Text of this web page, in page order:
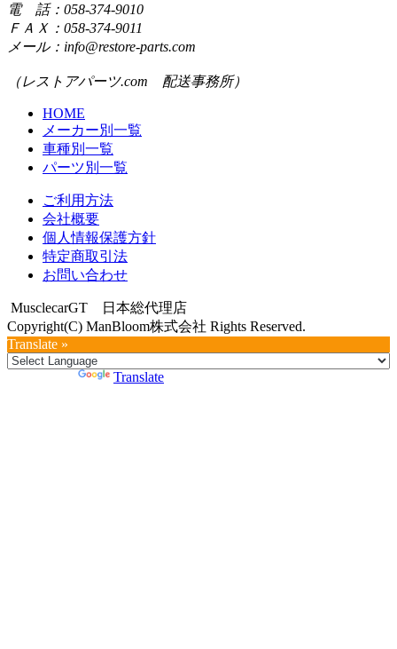
電 話：058-374-9010
ＦＡＸ：058-374-9011
メール：info@restore-parts.com
（レストアパーツ.com 配送事務所）
HOME
メーカー別一覧
車種別一覧
パーツ別一覧
ご利用方法
会社概要
個人情報保護方針
特定商取引法
お問い合わせ
MusclecarGT 日本総代理店
Copyright(C) ManBloom株式会社 Rights Reserved.
Translate »
Translate